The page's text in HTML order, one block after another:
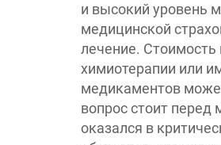
и высокий уровень
медицинской
лечение. Стоимость
химиотерапии или
медикаментов
вопрос стоит
оказался в